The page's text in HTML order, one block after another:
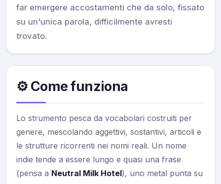
far emergere accostamenti che da solo, fissato
su un'unica parola, difficilmente avresti
trovato.
⚙️ Come funziona
Lo strumento pesca da vocabolari costruiti per
genere, mescolando aggettivi, sostantivi, articoli e
le strutture ricorrenti nei nomi reali. Un nome
indie tende a essere lungo e quasi una frase
(pensa a Neutral Milk Hotel), uno metal punta su